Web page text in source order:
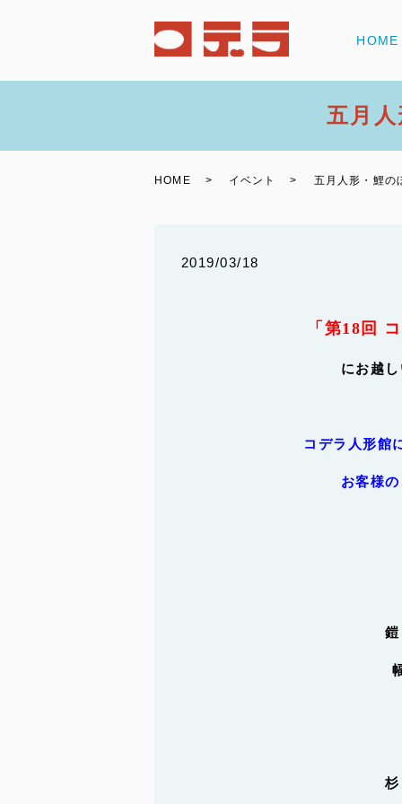
HOME
五月
HOME イベント 五月人形・鯉の
2019/03/18
「第18回
にお越
コデラ人形館
お客様